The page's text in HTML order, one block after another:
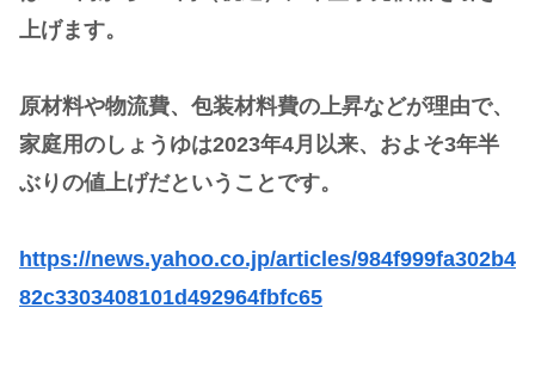
上げます。
原材料や物流費、包装材料費の上昇などが理由で、
家庭用のしょうゆは2023年4月以来、およそ3年半
ぶりの値上げだということです。
https://news.yahoo.co.jp/articles/984f999fa302b4
82c3303408101d492964fbfc65